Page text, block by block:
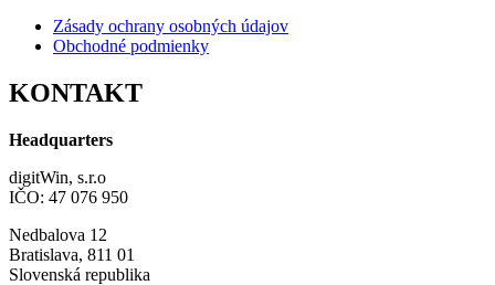
Zásady ochrany osobných údajov
Obchodné podmienky
KONTAKT
Headquarters
digitWin, s.r.o
IČO: 47 076 950
Nedbalova 12
Bratislava, 811 01
Slovenská republika